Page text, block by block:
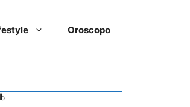
Oroscopo